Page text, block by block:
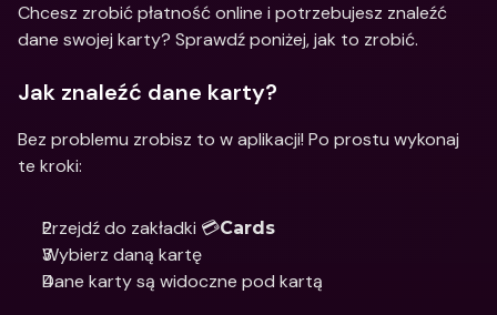
Chcesz zrobić płatność online i potrzebujesz znaleźć
dane swojej karty? Sprawdź poniżej, jak to zrobić.
Jak znaleźć dane karty?
Bez problemu zrobisz to w aplikacji! Po prostu wykonaj
te kroki:
Przejdź do zakładki 💳Cards
Wybierz daną kartę
Dane karty są widoczne pod kartą